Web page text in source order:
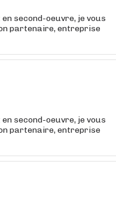
second-oeuvre, je vous
partenaire, entreprise
second-oeuvre, je vous
partenaire, entreprise